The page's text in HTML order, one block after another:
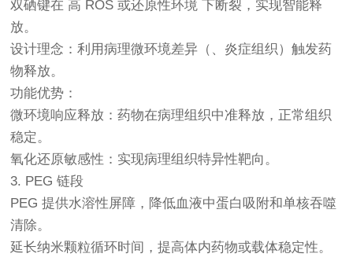
双硒键在 高 ROS 或还原性环境 下断裂，实现智能释
放。
设计理念：利用病理微环境差异（、炎症组织）触发药
物释放。
功能优势：
微环境响应释放：药物在病理组织中准释放，正常组织
稳定。
氧化还原敏感性：实现病理组织特异性靶向。
3. PEG 链段
PEG 提供水溶性屏障，降低血液中蛋白吸附和单核吞噬
清除。
延长纳米颗粒循环时间，提高体内药物或载体稳定性。